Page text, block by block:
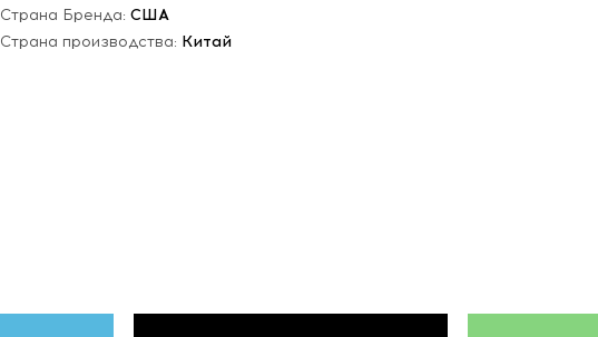
Страна Бренда: США
Страна производства: Китай